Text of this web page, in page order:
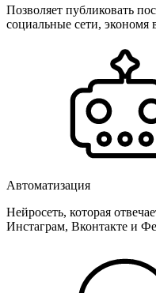
Позволяет публиковать
социальные сети, экономя
Автоматизация
Нейросеть, которая
Инстаграм, Вконтакте и